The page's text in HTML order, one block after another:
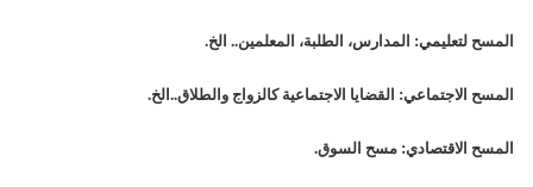
المسح لتعليمي: المدارس، الطلبة، المعلمين.. الخ.
المسح الاجتماعي: القضايا الاجتماعية كالزواج والطلاق..الخ.
المسح الاقتصادي: مسح السوق.